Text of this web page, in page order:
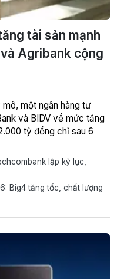
tài sản mạnh
Agribank cộng
một ngân hàng tư
và BIDV về mức tăng
tỷ đồng chỉ sau 6
lập kỷ lục,
Big4 tăng tốc, chất lượng